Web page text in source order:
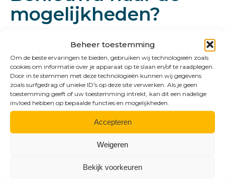
Beheer toestemming
Om de beste ervaringen te bieden, gebruiken wij technologieën zoals
cookies om informatie over je apparaat op te slaan en/of te raadplegen.
Door in te stemmen met deze technologieën kunnen wij gegevens
zoals surfgedrag of unieke ID's op deze site verwerken. Als je geen
toestemming geeft of uw toestemming intrekt, kan dit een nadelige
invloed hebben op bepaalde functies en mogelijkheden.
Accepteren
Weigeren
Bekijk voorkeuren
mogelijkheden?
+31 (0)591 61 23 77